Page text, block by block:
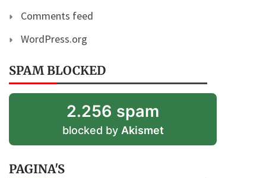
Comments feed
WordPress.org
SPAM BLOCKED
2.256 spam
blocked by Akismet
PAGINA'S